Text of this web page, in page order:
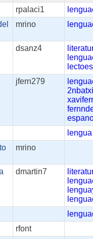
rpalaci1
mrino
dsanz4
jfern279
lengua
mrino
dmartin7
rfont